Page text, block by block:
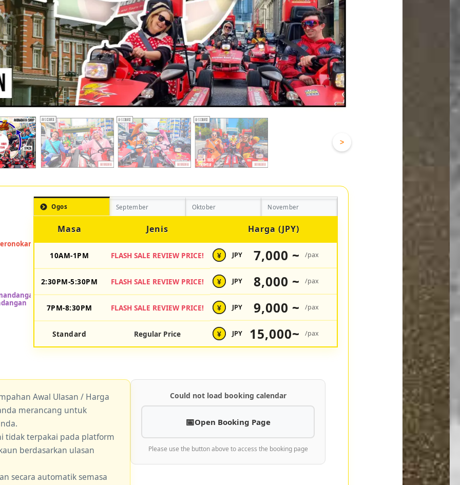
>
Ogos September Oktober November
Masa Jenis Harga (JPY)
10AM-1PM FLASH SALE REVIEW PRICE! ¥ JPY 7,000 ~ /pax
2:30PM-5:30PM FLASH SALE REVIEW PRICE! ¥ JPY 8,000 ~ /pax
7PM-8:30PM FLASH SALE REVIEW PRICE! ¥ JPY 9,000 ~ /pax
Standard Regular Price ¥ JPY 15,000~ /pax
Awal Ulasan / Harga
merancang untuk
tidak terpakai pada platform
berdasarkan ulasan
secara automatik semasa
Could not load booking calendar
Open Booking Page
Please use the button above to access the booking page